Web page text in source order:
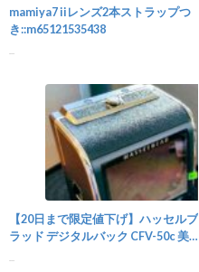
mamiya7 iiレンズ2本ストラップつ
き::m65121535438
【20日まで限定値下げ】ハッセルブ
ラッド デジタルバック CFV-50c 美